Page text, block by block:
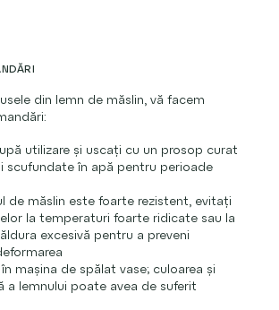
din lemn de măslin, vă facem
utilizare și uscați cu un prosop curat
scufundate în apă pentru perioade
de măslin este foarte rezistent, evitați
la temperaturi foarte ridicate sau la
excesivă pentru a preveni
mașina de spălat vase; culoarea și
a lemnului poate avea de suferit